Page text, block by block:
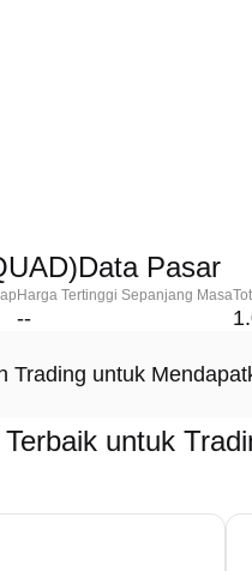
Pasar
Harga Tertinggi Sepanjang Masa
--
Trading untuk
untuk